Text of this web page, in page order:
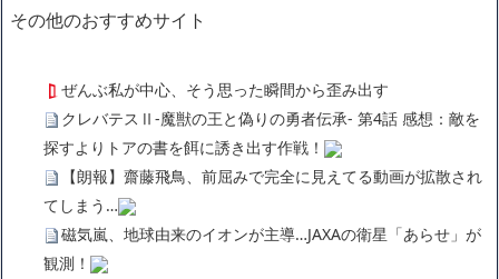
その他のおすすめサイト
ぜんぶ私が中心、そう思った瞬間から歪み出す
クレバテスⅡ-魔獣の王と偽りの勇者伝承- 第4話 感想：敵を
探すよりトアの書を餌に誘き出す作戦！
【朗報】齋藤飛鳥、前屈みで完全に見えてる動画が拡散され
てしまう…
磁気嵐、地球由来のイオンが主導…JAXAの衛星「あらせ」が
観測！